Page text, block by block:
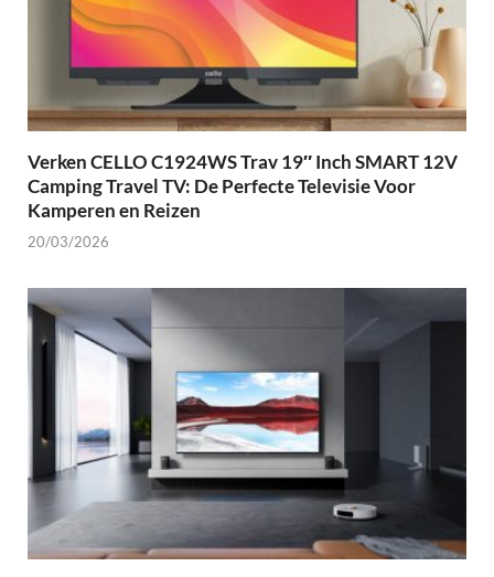
Verken CELLO C1924WS Trav 19″ Inch SMART 12V
Camping Travel TV: De Perfecte Televisie Voor
Kamperen en Reizen
20/03/2026